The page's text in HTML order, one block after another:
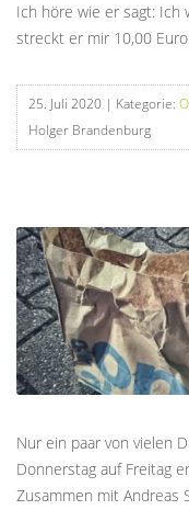
Ich höre wie er sagt: Ich
streckt er mir 10,00
25. Juli 2020 | Kategorie:
Holger Brandenburg
Nur ein paar von vielen
Donnerstag auf Freitag
Zusammen mit Andreas